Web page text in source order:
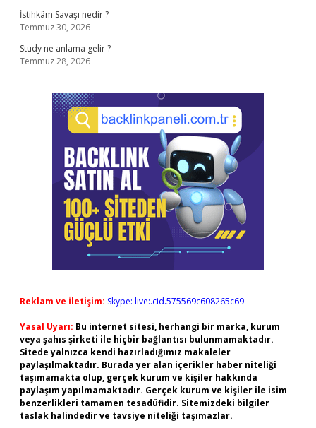
İstihkâm Savaşı nedir ?
Temmuz 30, 2026
Study ne anlama gelir ?
Temmuz 28, 2026
Reklam ve İletişim: Skype: live:.cid.575569c608265c69
Yasal Uyarı: Bu internet sitesi, herhangi bir marka, kurum
veya şahıs şirketi ile hiçbir bağlantısı bulunmamaktadır.
Sitede yalnızca kendi hazırladığımız makaleler
paylaşılmaktadır. Burada yer alan içerikler haber niteliği
taşımamakta olup, gerçek kurum ve kişiler hakkında
paylaşım yapılmamaktadır. Gerçek kurum ve kişiler ile isim
benzerlikleri tamamen tesadüfidir. Sitemizdeki bilgiler
taslak halindedir ve tavsiye niteliği taşımazlar.